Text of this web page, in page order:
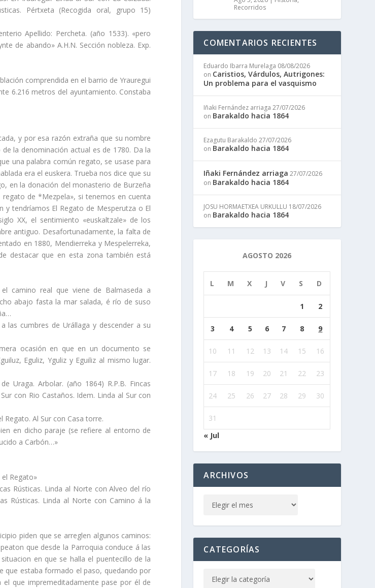
Pértxeta (Recogida oral, grupo 15)
Apellido: Percheta. (año 1533). «pero
de abando» A.H.N. Sección nobleza. Exp.
comprendida en el barrio de Yrauregui
6.216 metros del ayuntamiento. Constaba
y por esa razón extraña que su nombre
la denominación actual es de 1780. Da la
una palabra común regato, se usase para
era el euskera. Trueba nos dice que su
en la donación del monasterio de Burzeña
de *Mezpela», si tenemos en cuenta
y tendrí­amos El Regato de Mesperutza o El
XX, el sentimiento «euskaltzale» de los
antiguo. Desafortunadamente, la falta de
en 1880, Mendierreka y Mespelerreka,
destacar que en esta zona también está
camino real que viene de Balmaseda a
abajo fasta la mar salada, é rí­o de suso
las cumbres de Urállaga y descender a su
ocasión en que en un documento se
Eguliz, Yguliz y Eguiliz al mismo lugar.
Uraga. Arbolar. (año 1864) R.P.B. Fincas
con Rio Castaños. Idem. Linda al Sur con
Regato. Al Sur con Casa torre.
en dicho paraje (se refiere al entorno de
a Carbón…»
Regato»
Rústicas. Linda al Norte con Alveo del rí­o
Rústicas. Linda al Norte con Camino á la
piden que se arreglen algunos caminos:
que desde la Parroquia conduce á las
en que se halla el puentecillo de la
que estaba formado el paso, quedando por
que impremeditadamente pase por él de
Recorridos
COMENTARIOS RECIENTES
Eduardo Ibarra Murelaga 08/08/2026
on Caristios, Várdulos, Autrigones:
Un problema para el vasquismo
Iñaki Fernández arriaga 27/07/2026
on Barakaldo hacia 1864
Ezagutu Barakaldo 27/07/2026
on Barakaldo hacia 1864
Iñaki Fernández arriaga 27/07/2026
on Barakaldo hacia 1864
JOSU HORMAETXEA URKULLU 18/07/2026
on Barakaldo hacia 1864
AGOSTO 2026
L M X J V S D
1 2
3 4 5 6 7 8 9
10 11 12 13 14 15 16
17 18 19 20 21 22 23
24 25 26 27 28 29 30
31
« Jul
ARCHIVOS
CATEGORÍAS